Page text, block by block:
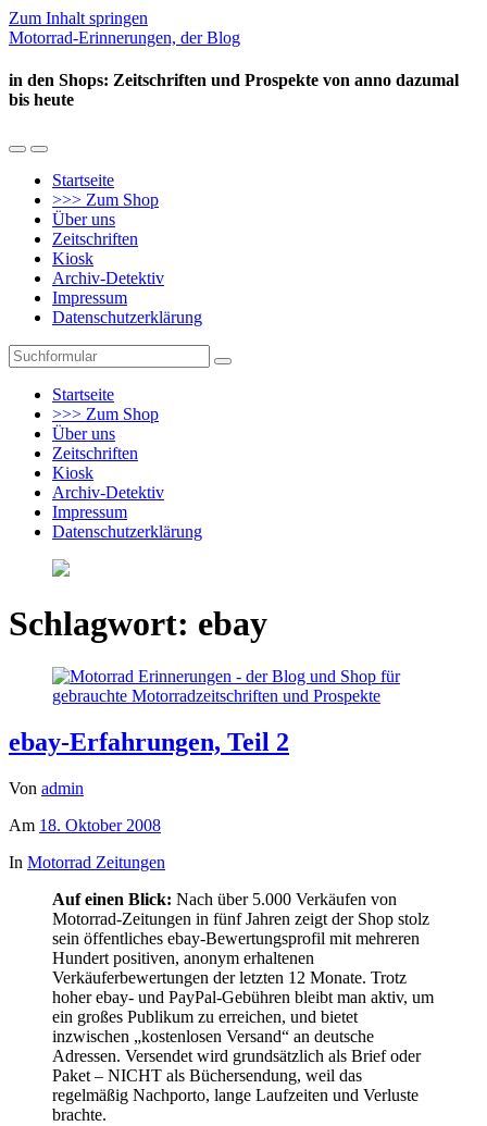
Zum Inhalt springen
Motorrad-Erinnerungen, der Blog
in den Shops: Zeitschriften und Prospekte von anno dazumal
bis heute
Mobil-
umschalten
Suchfeld
umschalten
Startseite
>>> Zum Shop
Über uns
Zeitschriften
Kiosk
Archiv-Detektiv
Impressum
Datenschutzerklärung
Suchen
Startseite
>>> Zum Shop
Über uns
Zeitschriften
Kiosk
Archiv-Detektiv
Impressum
Datenschutzerklärung
Schlagwort: ebay
ebay-Erfahrungen, Teil 2
Von admin
Am 18. Oktober 2008
In Motorrad Zeitungen
Auf einen Blick: Nach über 5.000 Verkäufen von
Motorrad-Zeitungen in fünf Jahren zeigt der Shop stolz
sein öffentliches ebay-Bewertungsprofil mit mehreren
Hundert positiven, anonym erhaltenen
Verkäuferbewertungen der letzten 12 Monate. Trotz
hoher ebay- und PayPal-Gebühren bleibt man aktiv, um
ein großes Publikum zu erreichen, und bietet
inzwischen „kostenlosen Versand“ an deutsche
Adressen. Versendet wird grundsätzlich als Brief oder
Paket – NICHT als Büchersendung, weil das
regelmäßig Nachporto, lange Laufzeiten und Verluste
brachte.